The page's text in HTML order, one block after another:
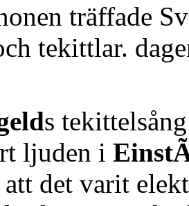
träffade
tekittlar.
s tekittelsång
ljuden i
det varit